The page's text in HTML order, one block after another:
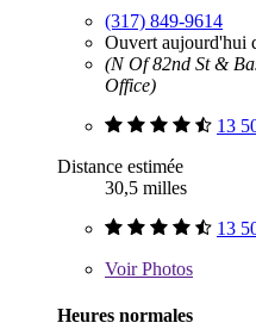
(317) 849-9614
Ouvert aujourd'hui
(N Of 82nd St &
Office)
13
Distance estimée
30,5 milles
13
VoirPhotos
Heures normales